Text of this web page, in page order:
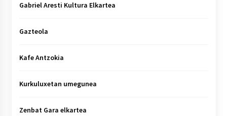
Gabriel Aresti Kultura Elkartea
Gazteola
Kafe Antzokia
Kurkuluxetan umegunea
Zenbat Gara elkartea